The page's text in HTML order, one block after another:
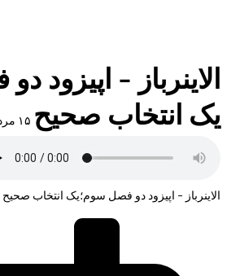
الاینرباز – اپیزود
یک انتخاب صحیح ۱۵ مرداد ۱۴۰۳
الاینرباز – اپیزود دو فصل سوم؛یک انتخاب صحیح